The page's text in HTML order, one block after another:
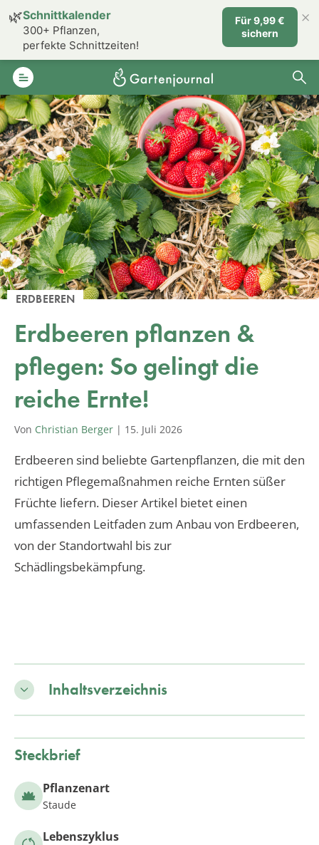
ERDBEEREN
Erdbeeren pflanzen &
pflegen: So gelingt die
reiche Ernte!
Von Christian Berger | 15. Juli 2026
Erdbeeren sind beliebte Gartenpflanzen, die mit den
richtigen Pflegemaßnahmen reiche Ernten süßer
Früchte liefern. Dieser Artikel bietet einen
umfassenden Leitfaden zum Anbau von Erdbeeren,
von der Standortwahl bis zur
Schädlingsbekämpfung.
Inhaltsverzeichnis
Steckbrief
Pflanzenart
Staude
Lebenszyklus
🌿Schnittkalender
300+ Pflanzen,
perfekte Schnittzeiten!
Für 9,99 €
sichern
×